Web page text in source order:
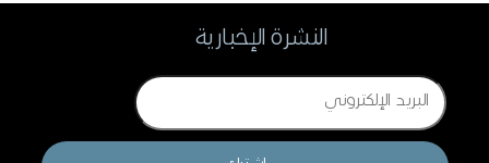
النشرة الإخبارية
Email